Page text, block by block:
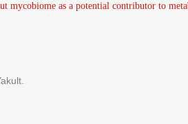
mycobiome as a potential contributor to